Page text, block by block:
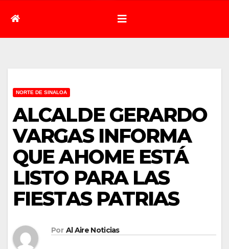
NORTE DE SINALOA
ALCALDE GERARDO
VARGAS INFORMA
QUE AHOME ESTÁ
LISTO PARA LAS
FIESTAS PATRIAS
Por Al Aire Noticias